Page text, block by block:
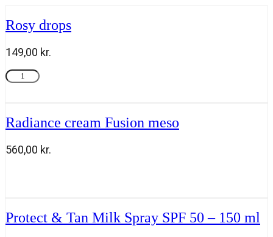
Rosy drops
149,00 kr.
Rosy
drops
Radiance cream Fusion meso
560,00 kr.
antal
Protect & Tan Milk Spray SPF 50 – 150 ml